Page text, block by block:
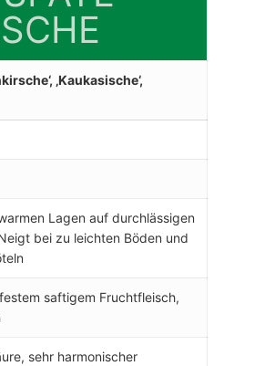
‚Kaukasische‘,
Lagen auf durchlässigen
bei zu leichten Böden und
saftigem Fruchtfleisch,
sehr harmonischer